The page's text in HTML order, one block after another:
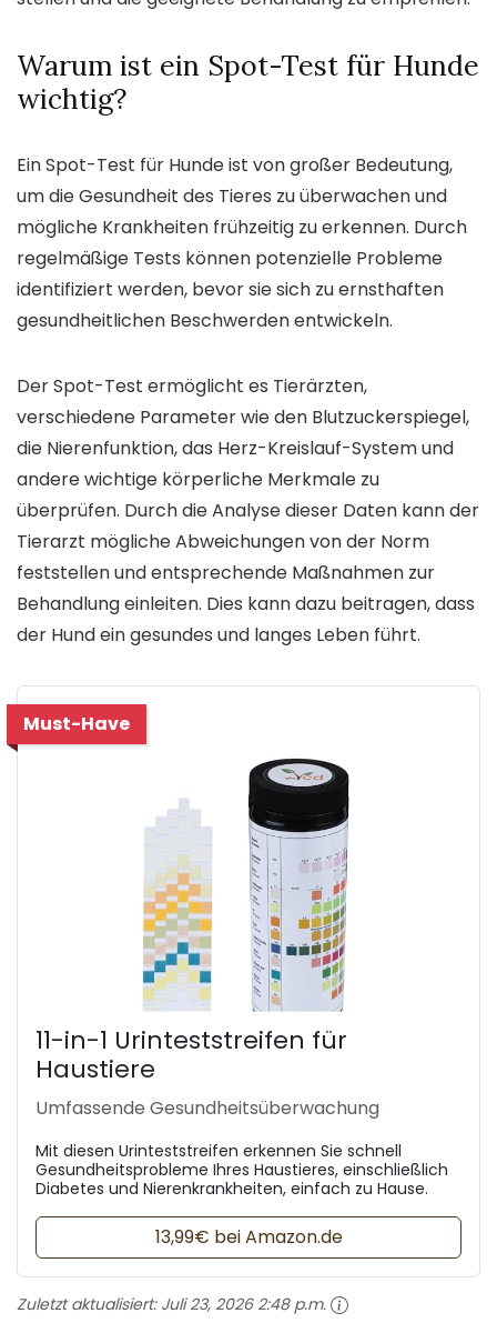
Warum ist ein Spot-Test für Hunde
wichtig?
Ein Spot-Test für Hunde ist von großer Bedeutung,
um die Gesundheit des Tieres zu überwachen und
mögliche Krankheiten frühzeitig zu erkennen. Durch
regelmäßige Tests können potenzielle Probleme
identifiziert werden, bevor sie sich zu ernsthaften
gesundheitlichen Beschwerden entwickeln.
Der Spot-Test ermöglicht es Tierärzten,
verschiedene Parameter wie den Blutzuckerspiegel,
die Nierenfunktion, das Herz-Kreislauf-System und
andere wichtige körperliche Merkmale zu
überprüfen. Durch die Analyse dieser Daten kann der
Tierarzt mögliche Abweichungen von der Norm
feststellen und entsprechende Maßnahmen zur
Behandlung einleiten. Dies kann dazu beitragen, dass
der Hund ein gesundes und langes Leben führt.
Must-Have
11-in-1 Urinteststreifen für
Haustiere
Umfassende Gesundheitsüberwachung
Mit diesen Urinteststreifen erkennen Sie schnell
Gesundheitsprobleme Ihres Haustieres, einschließlich
Diabetes und Nierenkrankheiten, einfach zu Hause.
13,99€ bei Amazon.de
Zuletzt aktualisiert: Juli 23, 2026 2:48 p.m.